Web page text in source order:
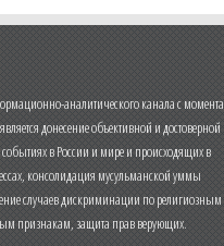
аналитического канала с момента
донесение объективной и достоверной
в России и мире и происходящих в
консолидация мусульманской уммы
случаев дискриминации по религиозным
признакам, защита прав верующих.